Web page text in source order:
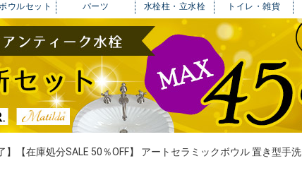
ウルセット
パーツ
水栓柱・立水栓
トイレ・雑貨
】【在庫処分SALE 50％OFF】 アートセラミックボウル 置き型手洗